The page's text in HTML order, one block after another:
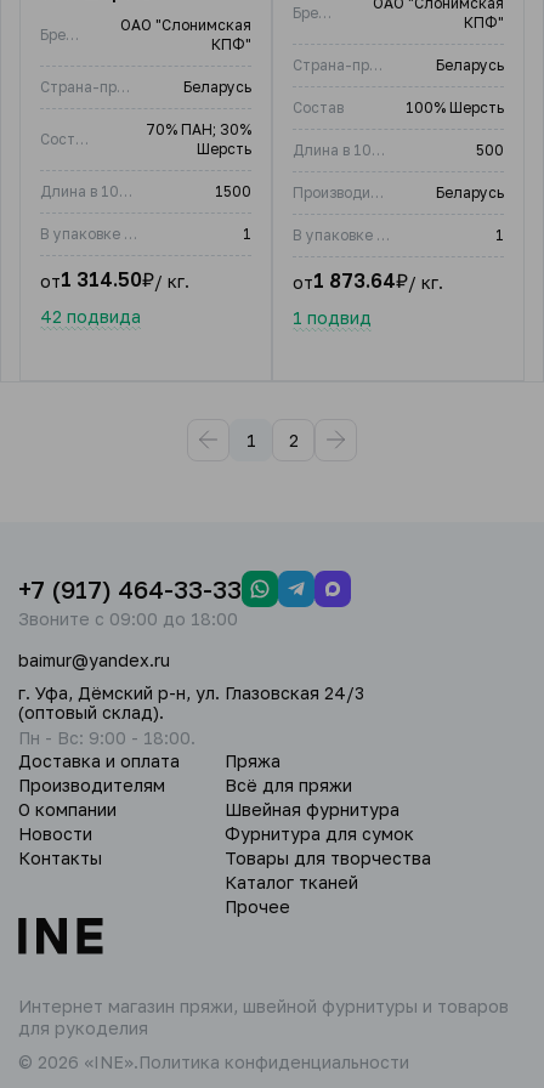
Бренд
ОАО "Слонимская
КПФ"
Страна-производитель Беларусь
Состав
70% ПАН; 30%
Шерсть
Длина в 100 гр, м 1500
В упаковке (шт) 1
от1 314.50₽/ кг.
42 подвида
Бренд
КПФ"
Страна-производитель Беларусь
Состав 100% Шерсть
Длина в 100 гр, м 500
Производитель: Беларусь
В упаковке (шт) 1
от1 873.64₽/ кг.
1 подвид
1 2
Интернет магазин пряжи, швейной фурнитуры и товаров
для рукоделия
© 2026 «INE».Политика конфиденциальности
Доставка и оплата
Производителям
О компании
Новости
Контакты
Пряжа
Всё для пряжи
Швейная фурнитура
Фурнитура для сумок
Товары для творчества
Каталог тканей
Прочее
+7 (917) 464-33-33
Звоните с 09:00 до 18:00
baimur@yandex.ru
г. Уфа, Дёмский р-н, ул. Глазовская 24/3
(оптовый склад).
Пн - Вс: 9:00 - 18:00.